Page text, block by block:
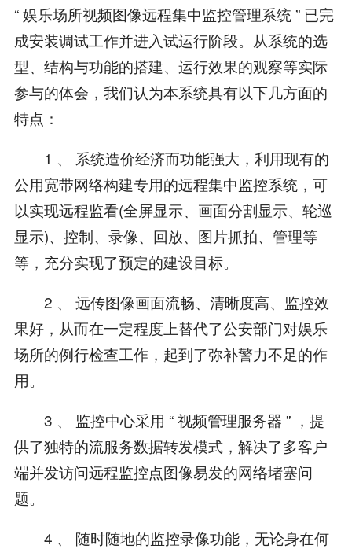
“ 娱乐场所视频图像远程集中监控管理系统 ” 已完
成安装调试工作并进入试运行阶段。从系统的选
型、结构与功能的搭建、运行效果的观察等实际
参与的体会，我们认为本系统具有以下几方面的
特点：
1 、 系统造价经济而功能强大，利用现有的
公用宽带网络构建专用的远程集中监控系统，可
以实现远程监看(全屏显示、画面分割显示、轮巡
显示)、控制、录像、回放、图片抓拍、管理等
等，充分实现了预定的建设目标。
2 、 远传图像画面流畅、清晰度高、监控效
果好，从而在一定程度上替代了公安部门对娱乐
场所的例行检查工作，起到了弥补警力不足的作
用。
3 、 监控中心采用 “ 视频管理服务器 ” ，提
供了独特的流服务数据转发模式，解决了多客户
端并发访问远程监控点图像易发的网络堵塞问
题。
4 、 随时随地的监控录像功能，无论身在何